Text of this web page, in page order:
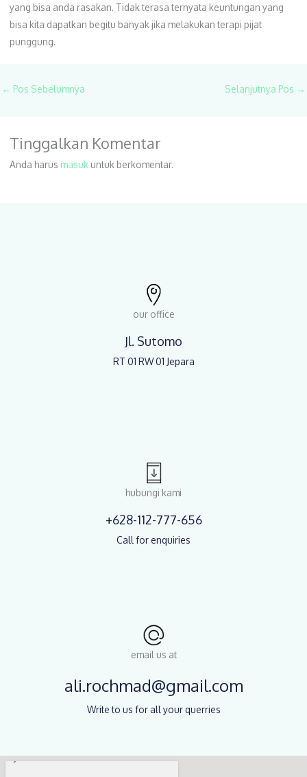
yang bisa anda rasakan. Tidak terasa ternyata keuntungan yang
bisa kita dapatkan begitu banyak jika melakukan terapi pijat
punggung.
← Pos Sebelumnya Selanjutnya Pos →
Tinggalkan Komentar
Anda harus masukuntuk berkomentar.
our office
Jl. Sutomo
RT 01 RW 01 Jepara
hubungi kami
+628-112-777-656
Call for enquiries
email us at
ali.rochmad@gmail.com
Write to us for all your querries